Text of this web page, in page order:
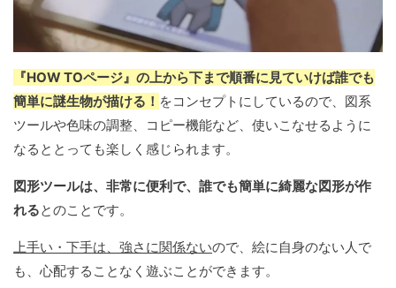
『HOW TOページ』の上から下まで順番に見ていけば誰でも
簡単に謎生物が描ける！ をコンセプトにしているので、図系
ツールや色味の調整、コピー機能など、使いこなせるように
なるととっても楽しく感じられます。
図形ツールは、非常に便利で、誰でも簡単に綺麗な図形が作
れるとのことです。
上手い・下手は、強さに関係ないので、絵に自身のない人で
も、心配することなく遊ぶことができます。